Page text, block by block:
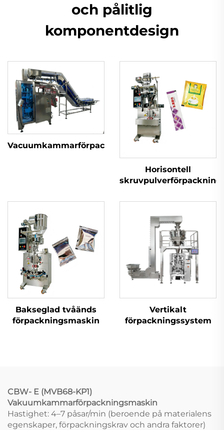
och pålitlig
komponentdesign
Vacuumkammarförpackningsmaskin
Horisontell
Bakseglad tvåänds
förpackningsmaskin
Vertikalt
förpackningssystem
CBW- E (MVB68-KP1)
Vakuumkammarförpackningsmaskin
Hastighet: 4–7 påsar/min (beroende på materialens
egenskaper, förpackningskrav och andra faktorer)